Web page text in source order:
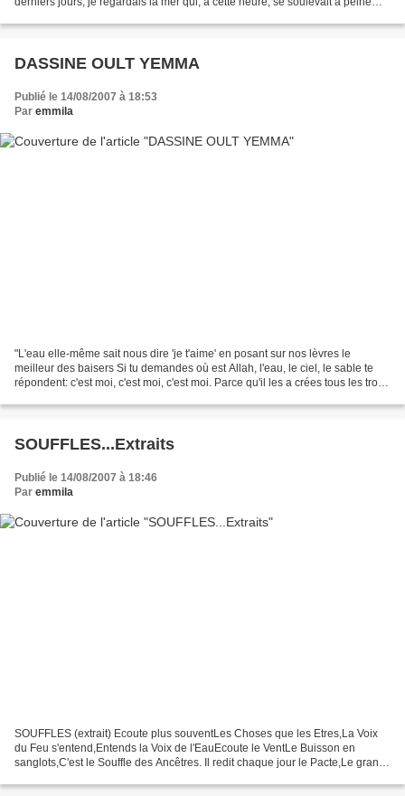
DASSINE OULT YEMMA
Publié le 14/08/2007 à 18:53
Par emmila
"L'eau elle-même sait nous dire 'je t'aime' en posant sur nos lèvres le
meilleur des baisers Si tu demandes où est Allah, l'eau, le ciel, le sable te
répondent: c'est moi, c'est moi, c'est moi. Parce qu'il les a crées tous les trois
SOUFFLES...Extraits
Publié le 14/08/2007 à 18:46
Par emmila
SOUFFLES (extrait) Ecoute plus souventLes Choses que les Etres,La Voix
du Feu s'entend,Entends la Voix de l'EauEcoute le VentLe Buisson en
sanglots,C'est le Souffle des Ancêtres. Il redit chaque jour le Pacte,Le grand